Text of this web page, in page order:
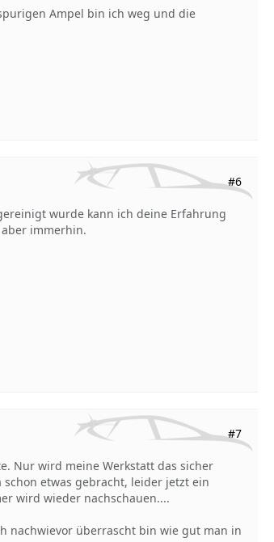
Ampel bin ich weg und die
#6
wurde kann ich deine Erfahrung
immerhin.
#7
Nur wird meine Werkstatt das sicher
etwas gebracht, leider jetzt ein
wird wieder nachschauen....
nachwievor überrascht bin wie gut man in